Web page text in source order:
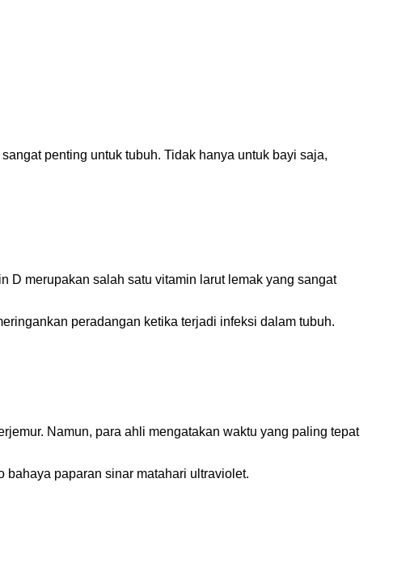
penting untuk tubuh. Tidak hanya untuk bayi saja,
D merupakan salah satu vitamin larut lemak yang sangat
peradangan ketika terjadi infeksi dalam tubuh.
Namun, para ahli mengatakan waktu yang paling tepat
bahaya paparan sinar matahari ultraviolet.